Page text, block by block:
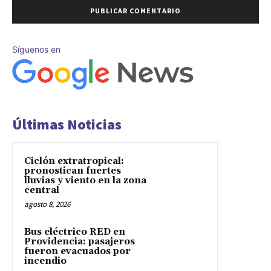
Síguenos en
Últimas Noticias
Ciclón extratropical:
pronostican fuertes
lluvias y viento en la zona
central
agosto 8, 2026
Bus eléctrico RED en
Providencia: pasajeros
fueron evacuados por
incendio